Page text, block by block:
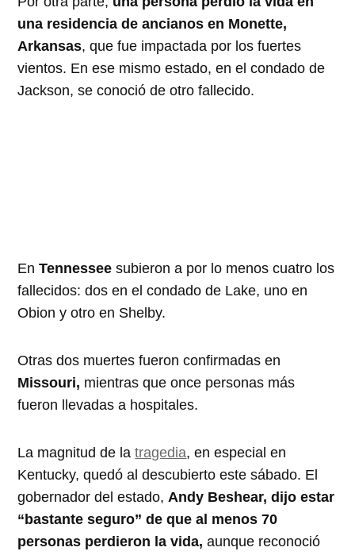
una residencia de ancianos en Monette,
Arkansas, que fue impactada por los fuertes
vientos. En ese mismo estado, en el condado de
Jackson, se conoció de otro fallecido.
EnTennesseesubieron a por lo menos cuatro los
fallecidos: dos en el condado de Lake, uno en
Obion y otro en Shelby.
Otras dos muertes fueron confirmadas en
Missouri, mientras que once personas más
fueron llevadas a hospitales.
La magnitud de latragedia, en especial en
Kentucky, quedó al descubierto este sábado. El
gobernador del estado,Andy Beshear, dijo estar
“bastante seguro” de que al menos 70
personas perdieron la vida, aunque reconoció